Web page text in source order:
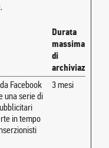
Durata
massima
di
archiviazione
Facebook
una serie di
in tempo
3 mesi